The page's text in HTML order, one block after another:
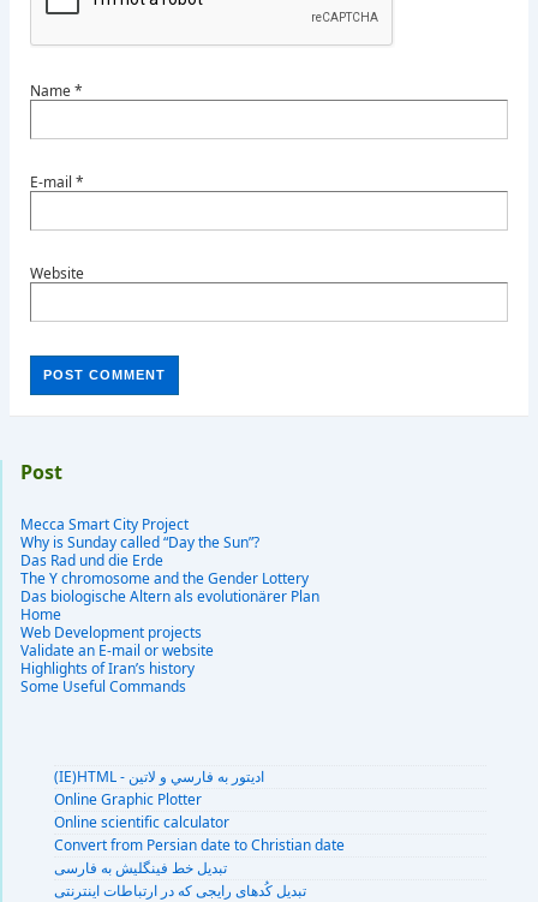
Name*
E-mail *
Website
Post
Mecca Smart City Project
Why is Sunday called “Day the Sun”?
Das Rad und die Erde
The Y chromosome and the Gender Lottery
Das biologische Altern als evolutionärer Plan
Home
Web Development projects
Validate an E-mail or website
Highlights of Iran’s history
Some Useful Commands
(IE)HTML - اديتور به فارسي و لاتين
Online Graphic Plotter
Online scientific calculator
Convert from Persian date to Christian date
تبديل خط فينگليش به فارسى
تبديل کُدهای رايجی که در ارتباطات اينترنتی